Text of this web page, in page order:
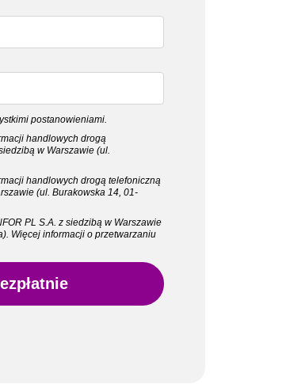
postanowieniami.
handlowych drogą
w Warszawie (ul.
handlowych drogą telefoniczną
(ul. Burakowska 14, 01-
PL S.A. z siedzibą w Warszawie
Więcej informacji o przetwarzaniu